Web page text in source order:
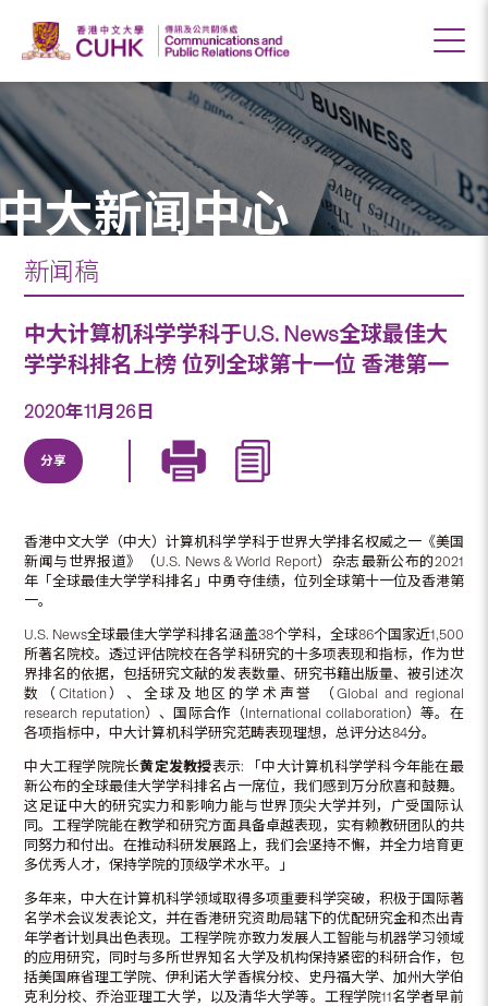
大新闻中心
新闻稿
中大计算机科学学科于U.S. News全球最佳大
学学科排名上榜 位列全球第十一位 香港第一
2020年11月26日
分享
香港中文大学（中大）计算机科学学科于世界大学排名权威之一《美国
新闻与世界报道》（U.S. News & World Report）杂志最新公布的2021
年「全球最佳大学学科排名」中勇夺佳绩，位列全球第十一位及香港第
一。
U.S. News全球最佳大学学科排名涵盖38个学科，全球86个国家近1,500
所著名院校。透过评估院校在各学科研究的十多项表现和指标，作为世
界排名的依据，包括研究文献的发表数量、研究书籍出版量、被引述次
数（Citation）、全球及地区的学术声誉 （Global and regional
research reputation）、国际合作（International collaboration）等。在
各项指标中，中大计算机科学研究范畴表现理想，总评分达84分。
中大工程学院院长黄定发教授表示: 「中大计算机科学学科今年能在最
新公布的全球最佳大学学科排名占一席位，我们感到万分欣喜和鼓舞。
这足证中大的研究实力和影响力能与世界顶尖大学并列，广受国际认
同。工程学院能在教学和研究方面具备卓越表现，实有赖教研团队的共
同努力和付出。在推动科研发展路上，我们会坚持不懈，并全力培育更
多优秀人才，保持学院的顶级学术水平。」
多年来，中大在计算机科学领域取得多项重要科学突破，积极于国际著
名学术会议发表论文，并在香港研究资助局辖下的优配研究金和杰出青
年学者计划具出色表现。工程学院亦致力发展人工智能与机器学习领域
的应用研究，同时与多所世界知名大学及机构保持紧密的科研合作，包
括美国麻省理工学院、伊利诺大学香槟分校、史丹福大学、加州大学伯
克利分校、乔治亚理工大学，以及清华大学等。工程学院11名学者早前